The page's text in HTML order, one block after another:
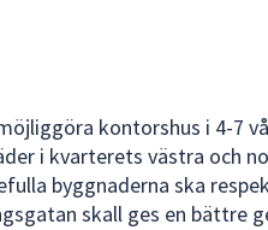
kontorshus i 4-7
i kvarterets västra och
byggnaderna ska
skall ges en bättre